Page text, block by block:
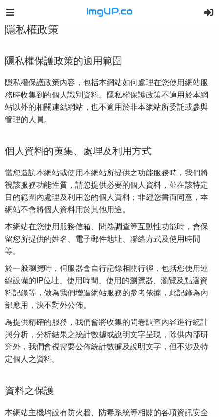
隱私權政策
隱私權保護政策的適用範圍
隱私權保護政策內容，包括本網站如何處理在您使用網站服
務時收集到的個人識別資料。隱私權保護政策不適用於本網
站以外的相關連結網站，也不適用於非本網站所委託或參與
管理的人員。
個人資料的蒐集、處理及利用方式
當您造訪本網站或使用本網站所提供之功能服務時，我們將
視該服務功能性質，請您提供必要的個人資料，並在該特定
目的範圍內處理及利用您的個人資料；非經您書面同意，本
網站不會將個人資料用於其他用途。
本網站在您使用服務信箱、問卷調查等互動性功能時，會保
留您所提供的姓名、電子郵件地址、聯絡方式及使用時間
等。
於一般瀏覽時，伺服器會自行記錄相關行徑，包括您使用連
線設備的IP位址、使用時間、使用的瀏覽器、瀏覽及點選資
料記錄等，做為我們增進網站服務的參考依據，此記錄為內
部應用，決不對外公佈。
為提供精確的服務，我們會將收集的問卷調查內容進行統計
與分析，分析結果之統計數據或說明文字呈現，除供內部研
究外，我們會視需要公佈統計數據及說明文字，但不涉及特
定個人之資料。
資料之保護
本網站主機均設有防火牆、防毒系統等相關的各項資訊安全